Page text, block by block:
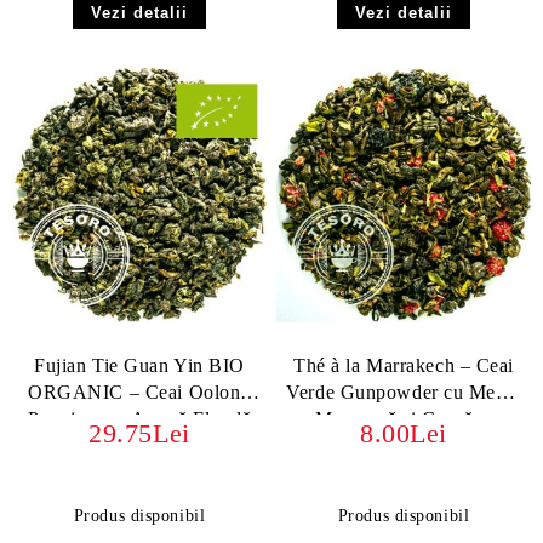
Vezi detalii Vezi detalii
Fujian Tie Guan Yin BIO
ORGANIC – Ceai Oolong
Premium cu Aromă Florală
și Dulceață Echilibrată
29.75Lei
Produs disponibil
Thé à la Marrakech – Ceai
Verde Gunpowder cu Mentă
Marocană și Coacăze
8.00Lei
Produs disponibil